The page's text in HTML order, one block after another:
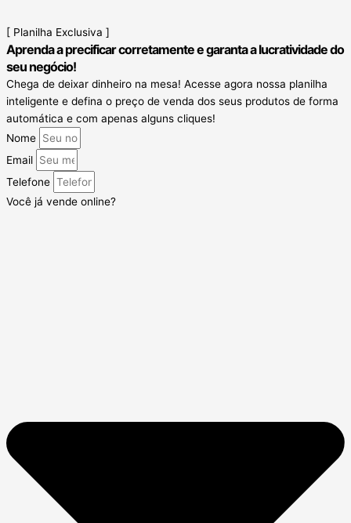
[ Planilha Exclusiva ]
Aprenda a precificar corretamente e garanta a lucratividade do
seu negócio!
Chega de deixar dinheiro na mesa! Acesse agora nossa planilha
inteligente e defina o preço de venda dos seus produtos de forma
automática e com apenas alguns cliques!
Nome
Email
Telefone
Você já vende online?